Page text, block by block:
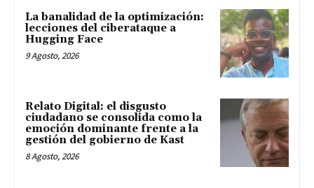
La banalidad de la optimización:
lecciones del ciberataque a
Hugging Face
9 Agosto, 2026
Relato Digital: el disgusto
ciudadano se consolida como la
emoción dominante frente a la
gestión del gobierno de Kast
8 Agosto, 2026